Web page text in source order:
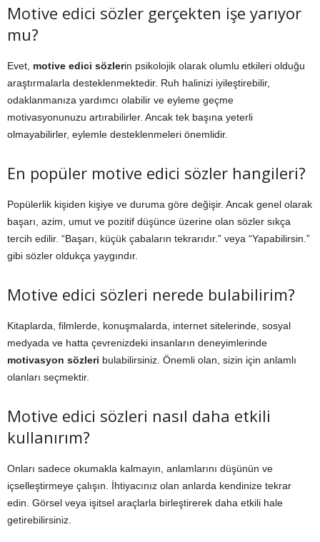
Motive edici sözler gerçekten işe yarıyor
mu?
Evet, motive edici sözlerin psikolojik olarak olumlu etkileri olduğu
araştırmalarla desteklenmektedir. Ruh halinizi iyileştirebilir,
odaklanmanıza yardımcı olabilir ve eyleme geçme
motivasyonunuzu artırabilirler. Ancak tek başına yeterli
olmayabilirler, eylemle desteklenmeleri önemlidir.
En popüler motive edici sözler hangileri?
Popülerlik kişiden kişiye ve duruma göre değişir. Ancak genel olarak
başarı, azim, umut ve pozitif düşünce üzerine olan sözler sıkça
tercih edilir. “Başarı, küçük çabaların tekrarıdır.” veya “Yapabilirsin.”
gibi sözler oldukça yaygındır.
Motive edici sözleri nerede bulabilirim?
Kitaplarda, filmlerde, konuşmalarda, internet sitelerinde, sosyal
medyada ve hatta çevrenizdeki insanların deneyimlerinde
motivasyon sözleri bulabilirsiniz. Önemli olan, sizin için anlamlı
olanları seçmektir.
Motive edici sözleri nasıl daha etkili
kullanırım?
Onları sadece okumakla kalmayın, anlamlarını düşünün ve
içselleştirmeye çalışın. İhtiyacınız olan anlarda kendinize tekrar
edin. Görsel veya işitsel araçlarla birleştirerek daha etkili hale
getirebilirsiniz.